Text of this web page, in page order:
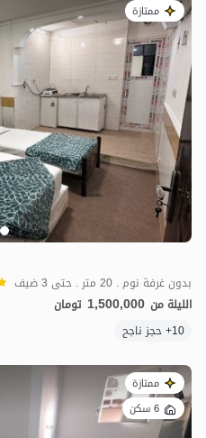
ممتازة
بدون غرفة نوم . 20 متر . حتى 3 ضيف
الليلة من 1,500,000 تومان
10+ حجز ناجح
ممتازة
6 سكن